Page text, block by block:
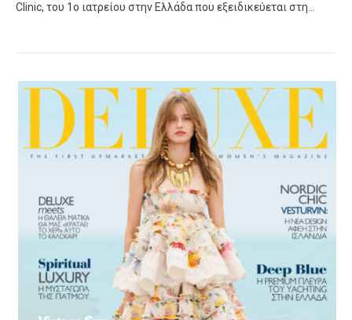
Clinic, του 1o ιατρείου στην Ελλάδα που εξειδικεύεται στη…